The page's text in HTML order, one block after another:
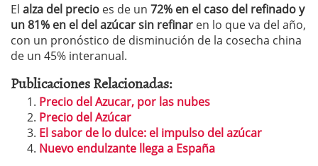
El alza del precio es de un 72% en el caso del refinado y
un 81% en el del azúcar sin refinar en lo que va del año,
con un pronóstico de disminución de la cosecha china
de un 45% interanual.
Publicaciones Relacionadas:
Precio del Azucar, por las nubes
Precio del Azúcar
El sabor de lo dulce: el impulso del azúcar
Nuevo endulzante llega a España